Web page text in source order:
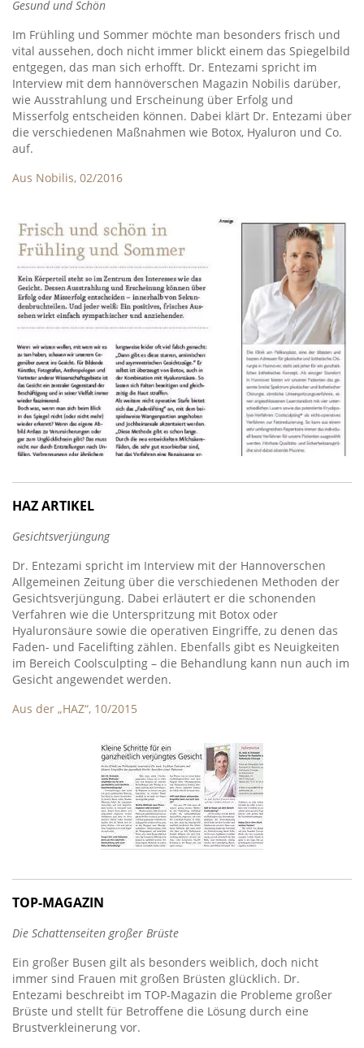
Gesund und Schön
Im Frühling und Sommer möchte man besonders frisch und
vital aussehen, doch nicht immer blickt einem das Spiegelbild
entgegen, das man sich erhofft. Dr. Entezami spricht im
Interview mit dem hannöverschen Magazin Nobilis darüber,
wie Ausstrahlung und Erscheinung über Erfolg und
Misserfolg entscheiden können. Dabei klärt Dr. Entezami über
die verschiedenen Maßnahmen wie Botox, Hyaluron und Co.
auf.
Aus Nobilis, 02/2016
HAZ ARTIKEL
Gesichtsverjüngung
Dr. Entezami spricht im Interview mit der Hannoverschen
Allgemeinen Zeitung über die verschiedenen Methoden der
Gesichtsverjüngung. Dabei erläutert er die schonenden
Verfahren wie die Unterspritzung mit Botox oder
Hyaluronsäure sowie die operativen Eingriffe, zu denen das
Faden- und Facelifting zählen. Ebenfalls gibt es Neuigkeiten
im Bereich Coolsculpting – die Behandlung kann nun auch im
Gesicht angewendet werden.
Aus der „HAZ“, 10/2015
TOP-MAGAZIN
Die Schattenseiten großer Brüste
Ein großer Busen gilt als besonders weiblich, doch nicht
immer sind Frauen mit großen Brüsten glücklich. Dr.
Entezami beschreibt im TOP-Magazin die Probleme großer
Brüste und stellt für Betroffene die Lösung durch eine
Brustverkleinerung vor.